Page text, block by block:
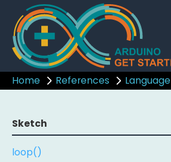
Home References
Sketch
loop()